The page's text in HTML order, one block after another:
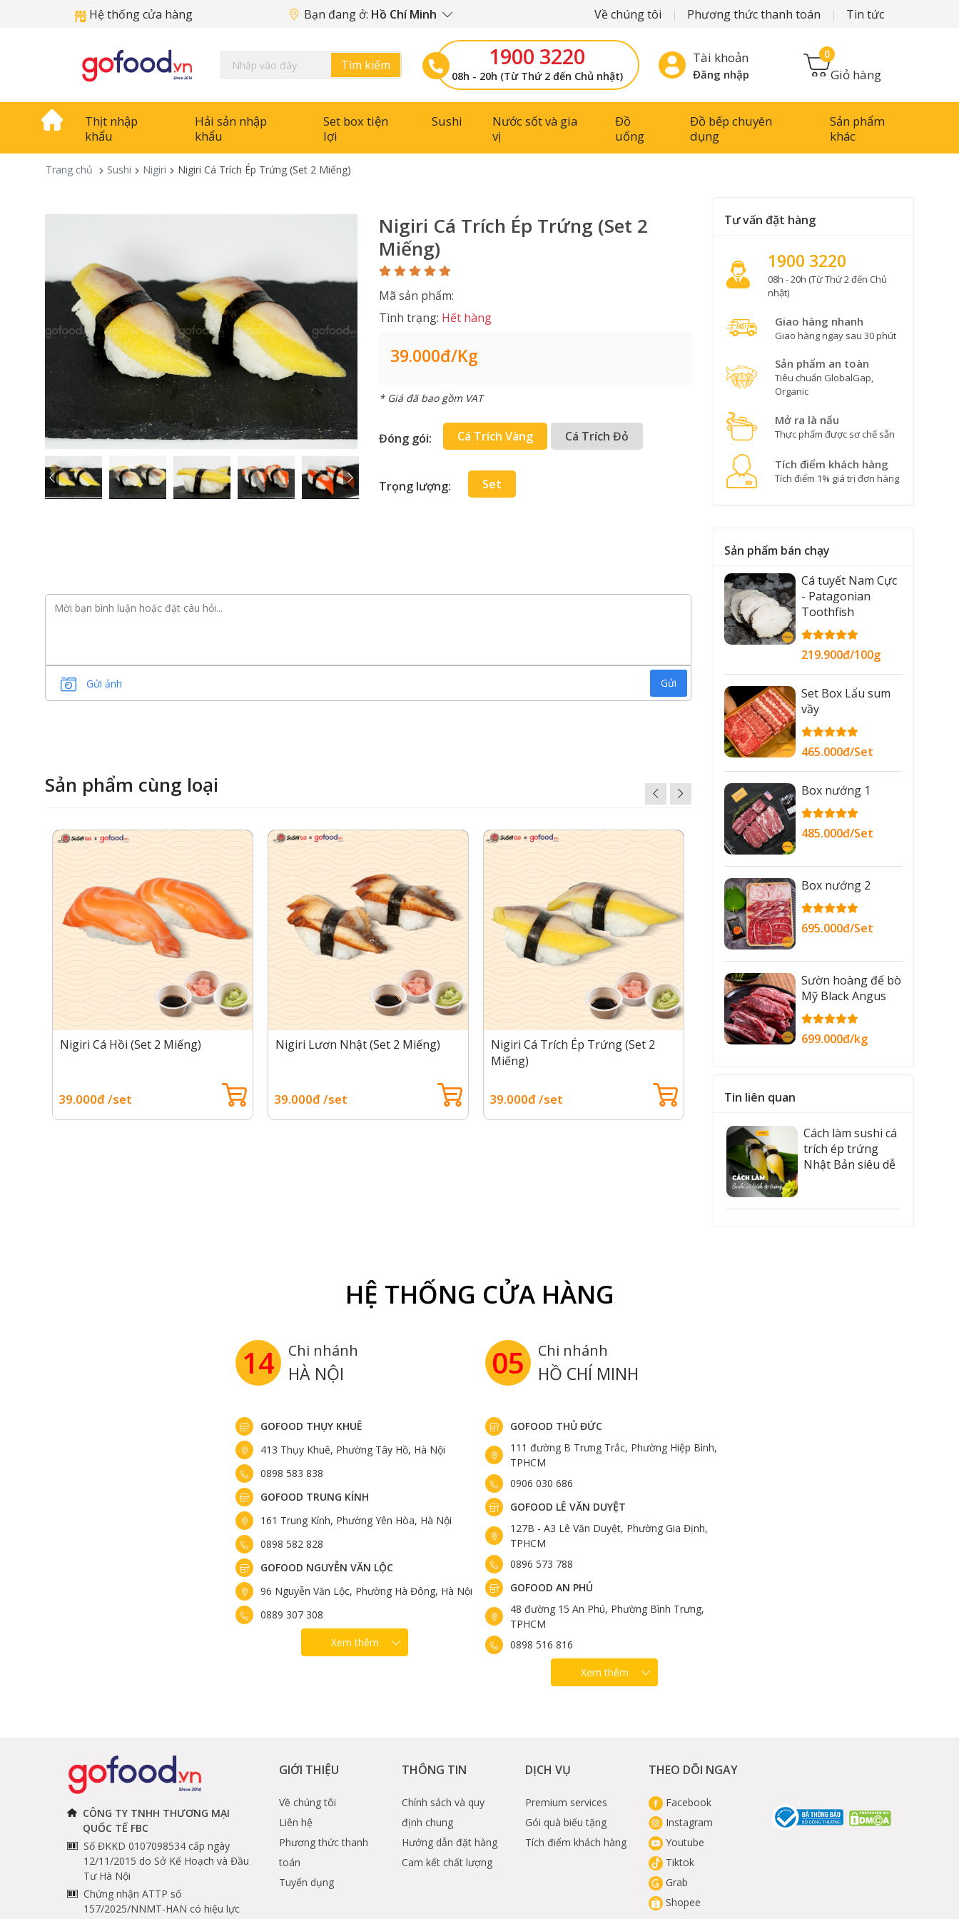
Hệ thống cửa hàng Bạn đang ở: Hồ Chí Minh Về chúng tôi Phương thức thanh toán Tin tức
Tìm kiếm 1900 3220
08h - 20h (Từ Thứ 2 đến Chủ nhật)
Tài khoản
Đăng nhập Giỏ hàng
0
Thịt nhập
khẩu
Hải sản nhập
khẩu
Set box tiện
lợi
Sushi
Nước sốt và gia
vị
Đồ
uống
Đồ bếp chuyên
dụng
Sản phẩm
khác
Trang chủ Sushi Nigiri Nigiri Cá Trích Ép Trứng (Set 2 Miếng)
Nigiri Cá Trích Ép Trứng (Set 2
Miếng)
Mã sản phẩm:
Tình trạng: Hết hàng
39.000đ/Kg
* Giá đã bao gồm VAT
Đóng gói: Cá Trích Vàng Cá Trích Đỏ
Trọng lượng: Set
Gửi ảnh Gửi
Sản phẩm cùng loại
Nigiri Cá Hồi (Set 2 Miếng)
39.000đ /set
Nigiri Lươn Nhật (Set 2 Miếng)
39.000đ /set
Nigiri Cá Trích Ép Trứng (Set 2
Miếng)
39.000đ /set
Nigiri Tôm (Set 2 Miếng)
39.000đ /set
Tư vấn đặt hàng
1900 3220
08h - 20h (Từ Thứ 2 đến Chủ
nhật)
Giao hàng nhanh
Giao hàng ngay sau 30 phút
Sản phẩm an toàn
Tiêu chuẩn GlobalGap,
Organic
Mở ra là nấu
Thực phẩm được sơ chế sẵn
Tích điểm khách hàng
Tích điểm 1% giá trị đơn hàng
Sản phẩm bán chạy
Cá tuyết Nam Cực
- Patagonian
Toothfish
219.900đ/100g
Set Box Lẩu sum
vầy
465.000đ/Set
Box nướng 1
485.000đ/Set
Box nướng 2
695.000đ/Set
Sườn hoàng đế bò
Mỹ Black Angus
699.000đ/kg
Tin liên quan
Cách làm sushi cá
trích ép trứng
Nhật Bản siêu dễ
HỆ THỐNG CỬA HÀNG
14 Chi nhánh
HÀ NỘI
GOFOOD THỤY KHUÊ
413 Thụy Khuê, Phường Tây Hồ, Hà Nội
0898 583 838
GOFOOD TRUNG KÍNH
161 Trung Kính, Phường Yên Hòa, Hà Nội
0898 582 828
GOFOOD NGUYỄN VĂN LỘC
96 Nguyễn Văn Lộc, Phường Hà Đông, Hà Nội
0889 307 308
Xem thêm
05 Chi nhánh
HỒ CHÍ MINH
GOFOOD THỦ ĐỨC
111 đường B Trưng Trắc, Phường Hiệp Bình,
TPHCM
0906 030 686
GOFOOD LÊ VĂN DUYỆT
127B - A3 Lê Văn Duyệt, Phường Gia Định,
TPHCM
0896 573 788
GOFOOD AN PHÚ
48 đường 15 An Phú, Phường Bình Trưng,
TPHCM
0898 516 816
Xem thêm
CÔNG TY TNHH THƯƠNG MẠI
QUỐC TẾ FBC
Số ĐKKD 0107098534 cấp ngày
12/11/2015 do Sở Kế Hoạch và Đầu
Tư Hà Nội
Chứng nhận ATTP số
157/2025/NNMT-HAN có hiệu lực
GIỚI THIỆU
Về chúng tôi
Liên hệ
Phương thức thanh
toán
Tuyển dụng
THÔNG TIN
Chính sách và quy
định chung
Hướng dẫn đặt hàng
Cam kết chất lượng
DỊCH VỤ
Premium services
Gói quà biếu tặng
Tích điểm khách hàng
THEO DÕI NGAY
Facebook
Instagram
Youtube
Tiktok
Grab
Shopee